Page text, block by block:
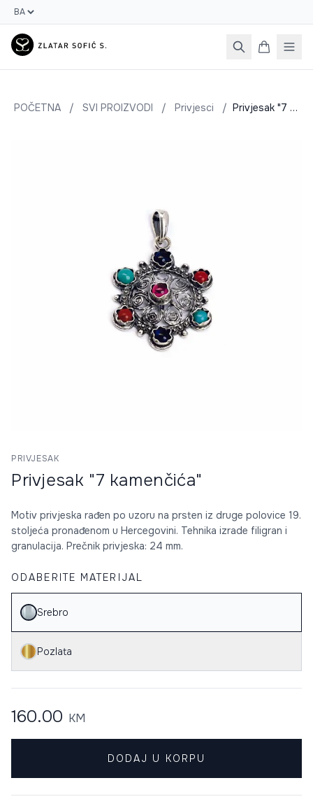
POČETNA / SVI PROIZVODI / Privjesci / Privjesak "7 kamenčića"
PRIVJESAK
Privjesak "7 kamenčića"
Motiv privjeska rađen po uzoru na prsten iz druge polovice 19.
stoljeća pronađenom u Hercegovini. Tehnika izrade filigran i
granulacija. Prečnik privjeska: 24 mm.
ODABERITE MATERIJAL
Srebro
Pozlata
160.00 KM
DODAJ U KORPU